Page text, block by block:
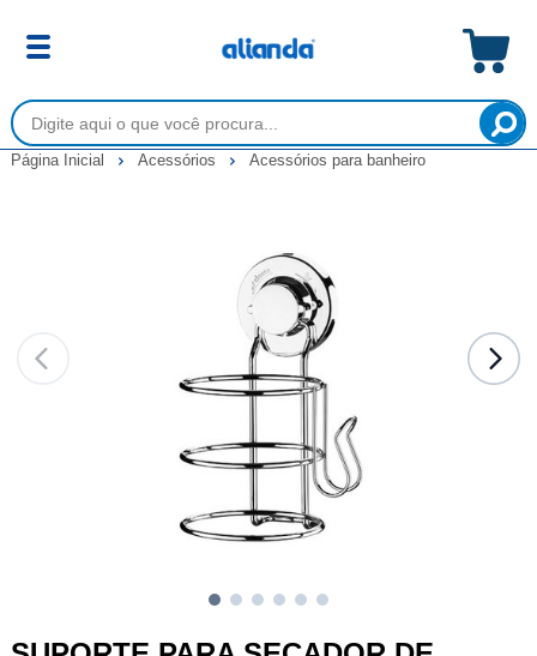
Página Inicial Acessórios Acessórios para banheiro